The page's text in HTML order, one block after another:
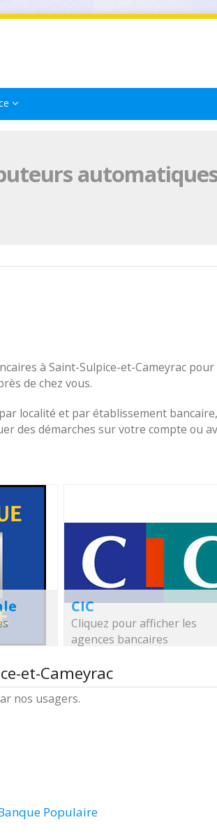
à Saint-Sulpice-et-Cameyrac pour
de chez vous.
localité et par établissement
des démarches sur votre compte ou
CIC
Cliquez pour afficher les
agences bancaires
et-Cameyrac
nos usagers.
Populaire